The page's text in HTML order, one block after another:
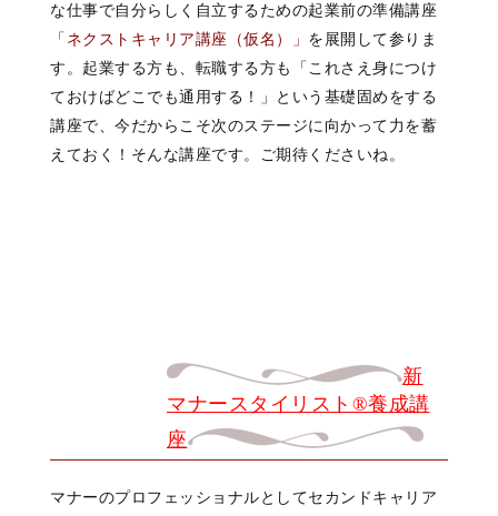
な仕事で自分らしく自立するための起業前の準備講座
「ネクストキャリア講座（仮名）」 を展開して参りま
す。起業する方も、転職する方も「これさえ身につけ
ておけばどこでも通用する！」という基礎固めをする
講座で、今だからこそ次のステージに向かって力を蓄
えておく！そんな講座です。ご期待くださいね。
新
マナースタイリスト®︎養成講
座
マナーのプロフェッショナルとしてセカンドキャリア